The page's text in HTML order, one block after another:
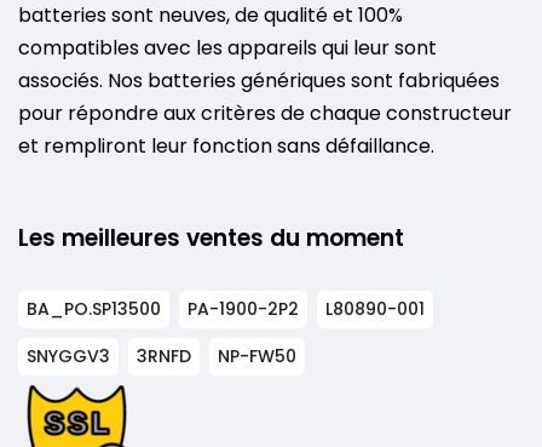
batteries sont neuves, de qualité et 100%
compatibles avec les appareils qui leur sont
associés. Nos batteries génériques sont fabriquées
pour répondre aux critères de chaque constructeur
et rempliront leur fonction sans défaillance.
Les meilleures ventes du moment
BA_PO.SP13500 PA-1900-2P2
L80890-001
SNYGGV3
3RNFD NP-FW50